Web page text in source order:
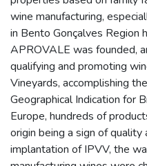
wine manufacturing,
in Bento Gonçalves Region
APROVALE was founded,
qualifying and promoting
Vineyards, accomplishing
Geographical Indication for
Europe, hundreds of
origin being a sign of
implantation of IPVV, the